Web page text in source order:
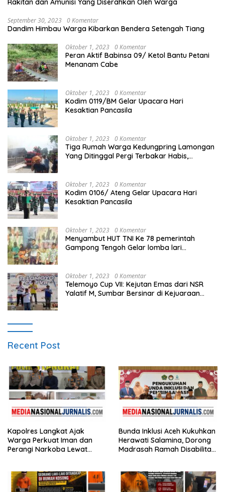
Rakitan dan Amunisi Yang Diserahkan Oleh Warga
September 30, 2023 0 Komentar
Dandim Himbau Warga Kibarkan Bendera Setengah Tiang
Oktober 1, 2023 0 Komentar
Peran Aktif Babinsa 09/ Ketol Bantu Petani
Menanam Cabe
Oktober 1, 2023 0 Komentar
Kodim 0119/BM Gelar Upacara Hari
Kesaktian Pancasila
Oktober 1, 2023 0 Komentar
Tiga Rumah Warga Kedungpring Lamongan
Yang Ditinggal Pergi Terbakar Habis,
Oktober 1, 2023 0 Komentar
Kodim 0106/ Ateng Gelar Upacara Hari
Kesaktian Pancasila
Oktober 1, 2023 0 Komentar
Menyambut HUT TNI Ke 78 pemerintah
Gampong Tengoh Gelar lomba lari
Oktober 1, 2023 0 Komentar
Telemoyo Cup VII: Kejutan Emas dari NSR
Yalatif M, Sumbar Bersinar di Kejuaraan
Recent Post
Kapolres Langkat Ajak
Warga Perkuat Iman dan
Perangi Narkoba Lewat
Bunda Inklusi Aceh Kukuhkan
Herawati Salamina, Dorong
Madrasah Ramah Disabilitas